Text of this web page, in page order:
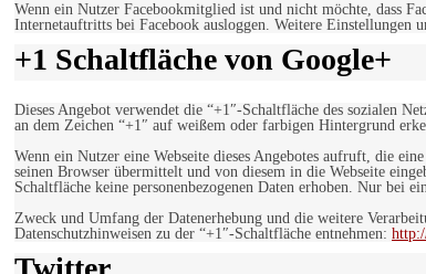
Wenn ein Nutzer Facebookmitglied ist und nicht möchte, dass
Internetauftritts bei Facebook ausloggen. Weitere
+1 Schaltfläche von Google+
Dieses Angebot verwendet die “+1″-Schaltfläche des sozialen
an dem Zeichen “+1″ auf weißem oder farbigen Hintergrund
Wenn ein Nutzer eine Webseite dieses Angebotes aufruft, die
seinen Browser übermittelt und von diesem in die Webseite
Schaltfläche keine personenbezogenen Daten erhoben. Nur bei
Zweck und Umfang der Datenerhebung und die weitere
Datenschutzhinweisen zu der “+1″-Schaltfläche entnehmen: